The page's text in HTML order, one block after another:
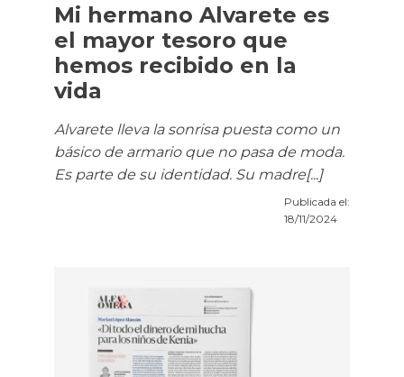
Mi hermano Alvarete es
el mayor tesoro que
hemos recibido en la
vida
Alvarete lleva la sonrisa puesta como un
básico de armario que no pasa de moda.
Es parte de su identidad. Su madre[...]
Publicada el:
18/11/2024